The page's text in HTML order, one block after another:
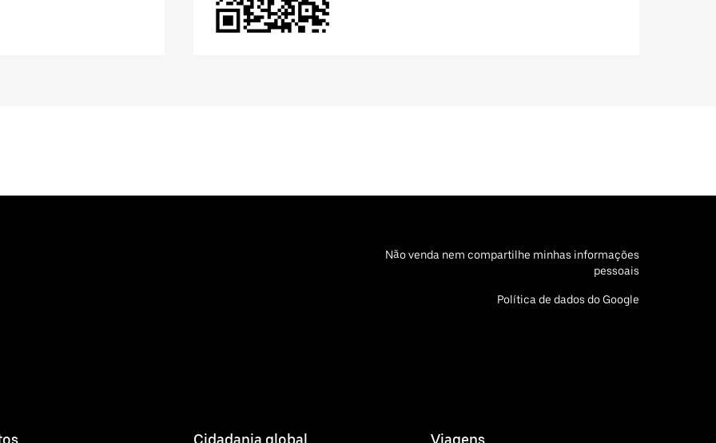
Não venda nem compartilhe minhas informações
pessoais
Política de dados do Google
Cidadania global Viagens